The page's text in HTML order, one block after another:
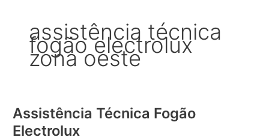
assistência técnica
fogão electrolux
zona oeste
Assistência Técnica Fogão
Electrolux